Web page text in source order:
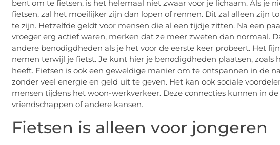
bent om te fietsen, is het helemaal niet zwaar voor je lichaam. Als je
fietsen, zal het moeilijker zijn dan lopen of rennen. Dit zal alleen zijn
te zijn. Hetzelfde geldt voor mensen die al een tijdje zitten. Na een
vroeger erg actief waren, merken dat ze meer zweten dan normaal.
andere benodigdheden als je het voor de eerste keer probeert. Het
nemen terwijl je fietst. Je kunt hier je benodigdheden plaatsen, zoals
heeft. Fietsen is ook een geweldige manier om te ontspannen in de
zonder veel energie en geld uit te geven. Het kan ook sociale
mensen tijdens het woon-werkverkeer. Deze connecties kunnen in
vriendschappen of andere kansen.
Fietsen is alleen voor jongeren